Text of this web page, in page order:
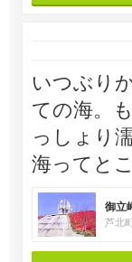
いつぶり
ての海。
っしょり
海ってと
御立
芦北町